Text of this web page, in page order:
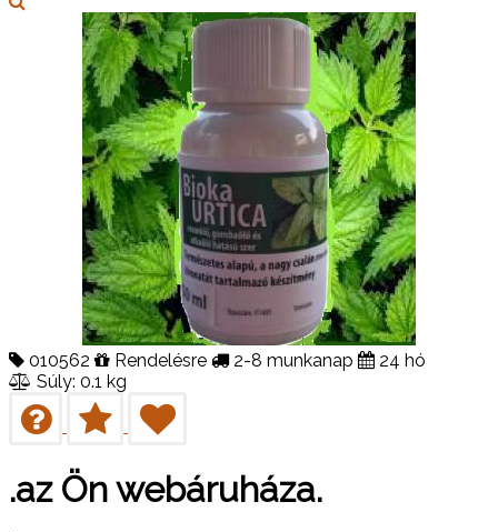
010562 Rendelésre 2-8 munkanap
24 hó
Súly: 0.1 kg
.az Ön webáruháza.